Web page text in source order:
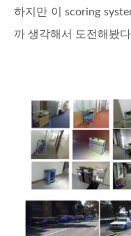
하지만 이 scoring
까 생각해서 도전해봤